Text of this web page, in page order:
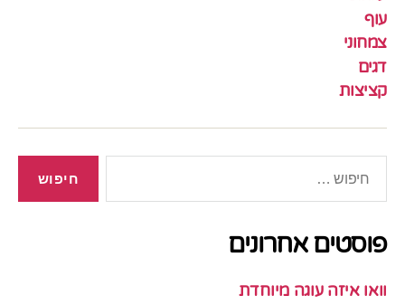
עוף
צמחוני
דגים
קציצות
פוסטים אחרונים
וואו איזה עוגה מיוחדת